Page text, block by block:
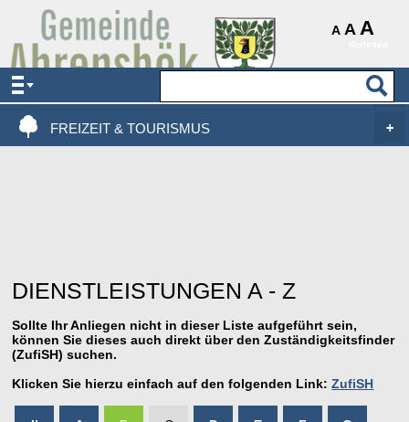
A A A
AKTUELLES & SERVICE
VERWALTUNG & POLITIK
FREIZEIT & TOURISMUS
DIENSTLEISTUNGEN A - Z
Sollte Ihr Anliegen nicht in dieser Liste aufgeführt sein,
können Sie dieses auch direkt über den Zuständigkeitsfinder
(ZufiSH) suchen.
Klicken Sie hierzu einfach auf den folgenden Link:ZufiSH